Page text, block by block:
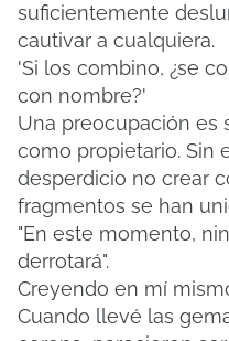
suficientemente
cautivar a cualquiera.
'Si los combino, ¿se
con nombre?'
Una preocupación es
como propietario. Sin
desperdicio no crear
fragmentos se han
"En este momento,
derrotará".
Creyendo en mí
Cuando llevé las